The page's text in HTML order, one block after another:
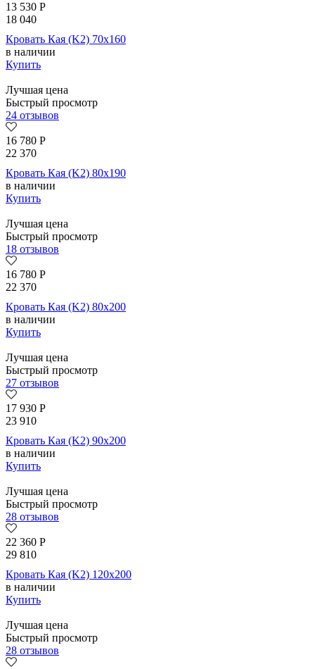
13 530 Р
18 040
Кровать Кая (K2) 70х160
в наличии
Купить
Лучшая цена
Быстрый просмотр
24 отзывов
16 780 Р
22 370
Кровать Кая (K2) 80х190
в наличии
Купить
Лучшая цена
Быстрый просмотр
18 отзывов
16 780 Р
22 370
Кровать Кая (K2) 80х200
в наличии
Купить
Лучшая цена
Быстрый просмотр
27 отзывов
17 930 Р
23 910
Кровать Кая (K2) 90х200
в наличии
Купить
Лучшая цена
Быстрый просмотр
28 отзывов
22 360 Р
29 810
Кровать Кая (K2) 120х200
в наличии
Купить
Лучшая цена
Быстрый просмотр
28 отзывов